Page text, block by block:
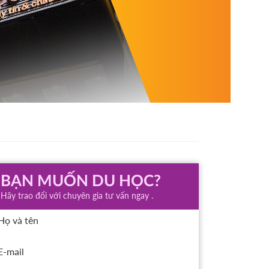
BẠN MUỐN DU HỌC?
Hãy trao đổi với chuyên gia tư vấn ngay .
và tên
mail